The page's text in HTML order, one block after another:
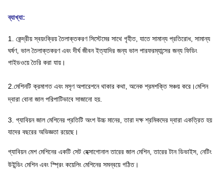
ব্যাখ্যা:
1. কেন্দ্রীয় স্বয়ংক্রিয় তৈলাক্তকরণ সিস্টেমের সাথে গৃহীত, যাতে সামান্য প্রতিরোধ, সামান্য
ঘর্ষণ, ভাল তৈলাক্তকরণ এবং দীর্ঘ জীবন ইত্যাদির জন্য ভাল পারফরম্যান্সের জন্য ফিডিং
গাইডওয়ে তৈরি করা যায়।
2. মেশিনটি ক্রমাগত এবং মসৃণ অপারেশনে থাকার কথা, অনেক শ্রমশক্তি সঞ্চয় করে।মেশিন
দ্বারা বোনা জাল পরিপাটিভাবে সাজানো হয়.
3. গ্যাবিয়ন জাল মেশিনের প্রতিটি অংশ উচ্চ মানের, তারা দক্ষ শ্রমিকদের দ্বারা একত্রিত হয়
যাদের বছরের অভিজ্ঞতা রয়েছে।
গ্যাবিয়ন মেশ মেশিনের একটি সেট হেক্সাগোনাল তারের জাল মেশিন, তারের টান ডিভাইস, নেটিং
উইন্ডিং মেশিন এবং স্প্রিং কয়েলিং মেশিনের সমন্বয়ে গঠিত।